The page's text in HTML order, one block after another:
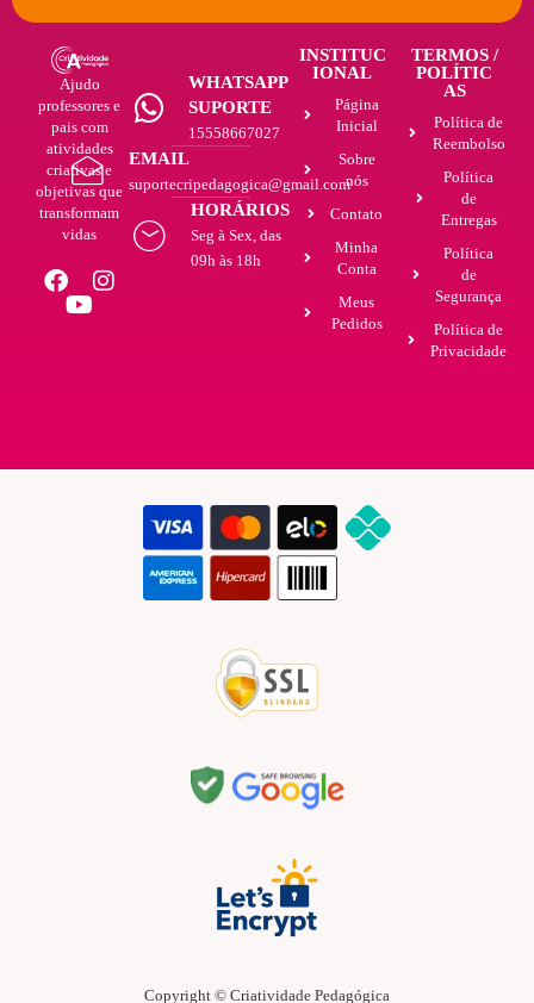
Ajudo
professores e
pais com
atividades
criativas e
objetivas que
transformam
vidas
WHATSAPP
SUPORTE
15558667027
EMAIL
suportecripedagogica@gmail.com
HORÁRIOS
Seg à Sex, das
09h às 18h
INSTITUC
IONAL
Página
Inicial
Sobre
nós
Contato
Minha
Conta
Meus
Pedidos
TERMOS /
POLÍTIC
AS
Política de
Reembolso
Política
de
Entregas
Política
de
Segurança
Política de
Privacidade
Copyright © Criatividade Pedagógica